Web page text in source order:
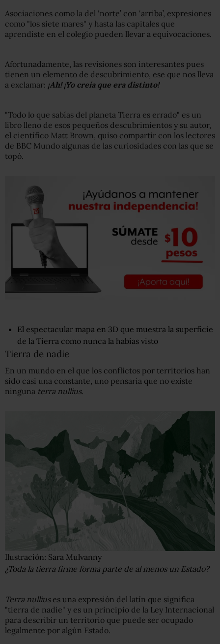
Asociaciones como la del ‘norte’ con ‘arriba’, expresiones
como "los siete mares" y hasta las capitales que
aprendiste en el colegio pueden llevar a equivocaciones.
Afortunadamente, las revisiones son interesantes pues
tienen un elemento de descubrimiento, ese que nos lleva
a exclamar: ¡Ah! ¡Yo creía que era distinto!
"Todo lo que sabías del planeta Tierra es errado" es un
libro lleno de esos pequeños descubrimientos y su autor,
el científico Matt Brown, quiso compartir con los lectores
de BBC Mundo algunas de las curiosidades con las que se
topó.
El espectacular mapa en 3D que muestra la superficie
de la Tierra como nunca la habías visto
Tierra de nadie
En un mundo en el que los conflictos por territorios han
sido casi una constante, uno pensaría que no existe
ninguna terra nullius.
Ilustración: Sara Mulvanny
¿Toda la tierra firme forma parte de al menos un Estado?
Terra nulliuses una expresión del latín que significa
"tierra de nadie" y es un principio de la Ley Internacional
para describir un territorio que puede ser ocupado
legalmente por algún Estado.